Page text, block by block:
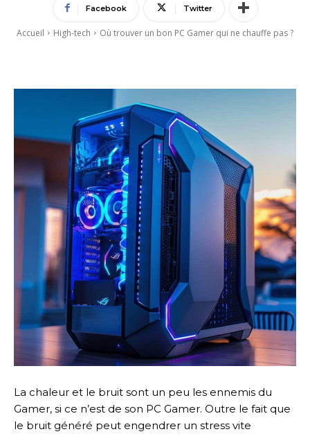
Facebook Twitter
Accueil High-tech Où trouver un bon PC Gamer qui ne chauffe pas ?
La chaleur et le bruit sont un peu les ennemis du
Gamer, si ce n’est de son PC Gamer. Outre le fait que
le bruit généré peut engendrer un stress vite